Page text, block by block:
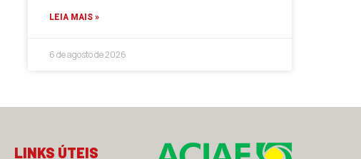
LEIA MAIS »
6 de agosto de 2026
LINKS ÚTEIS